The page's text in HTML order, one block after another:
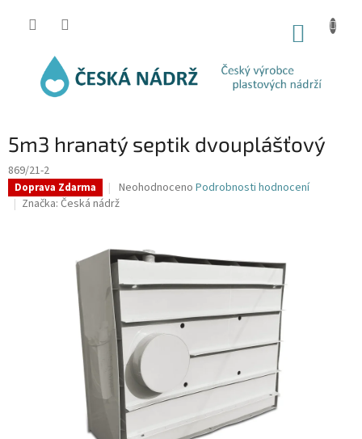
5m3 hranatý septik dvouplášťový
869/21-2
Doprava Zdarma
Průměrné
hodnocení
0,0
z
5
hvězdiček.
Neohodnoceno Podrobnosti hodnocení
Značka: Česká nádrž